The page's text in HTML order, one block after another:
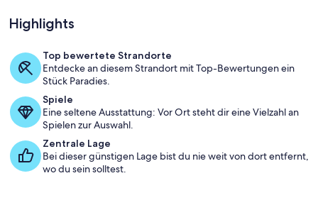
Terrasse/Patio
Highlights
Top bewertete Strandorte
Entdecke an diesem Strandort mit Top-Bewertungen ein
Stück Paradies.
Spiele
Eine seltene Ausstattung: Vor Ort steht dir eine Vielzahl an
Spielen zur Auswahl.
Zentrale Lage
Bei dieser günstigen Lage bist du nie weit von dort entfernt,
wo du sein solltest.